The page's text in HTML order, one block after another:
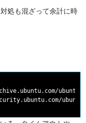
処も混ざって余計に時
ubuntu/